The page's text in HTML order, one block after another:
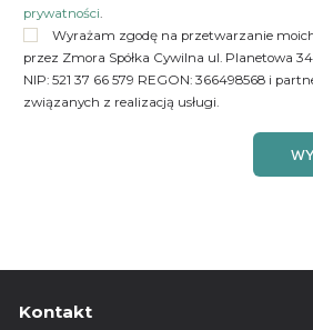
prywatności.
Wyrażam zgodę na przetwarzanie
przez Zmora Spółka Cywilna ul. Planetowa
NIP: 521 37 66 579 REGON: 366498568 i
związanych z realizacją usługi.
Kontakt